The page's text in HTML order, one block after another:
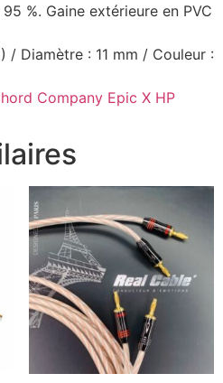
%. Gaine extérieure en PVC
/ Diamètre : 11 mm / Couleur :
Company Epic X HP